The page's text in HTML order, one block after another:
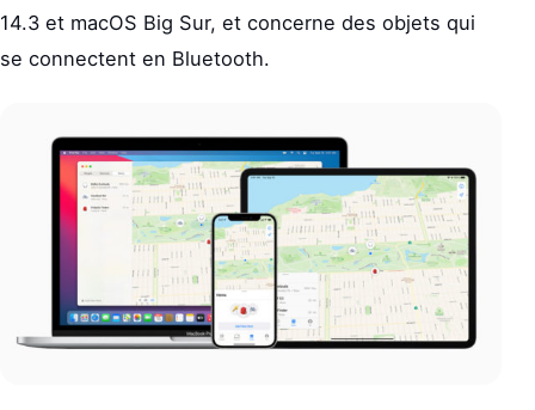
14.3 et macOS Big Sur, et concerne des objets qui
se connectent en Bluetooth.